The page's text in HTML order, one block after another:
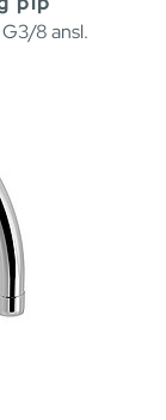
8 ansl.